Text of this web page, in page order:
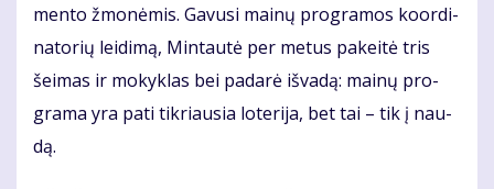
men­to žmo­nė­mis. Ga­vu­si mai­nų pro­gra­mos ko­or­di­
na­to­rių lei­di­mą, Min­tau­tė per me­tus pa­kei­tė tris
šei­mas ir mo­kyk­las bei pa­da­rė iš­va­dą: mai­nų pro­
gra­ma yra pa­ti tik­riau­sia lo­te­ri­ja, bet tai – tik į nau­
dą.